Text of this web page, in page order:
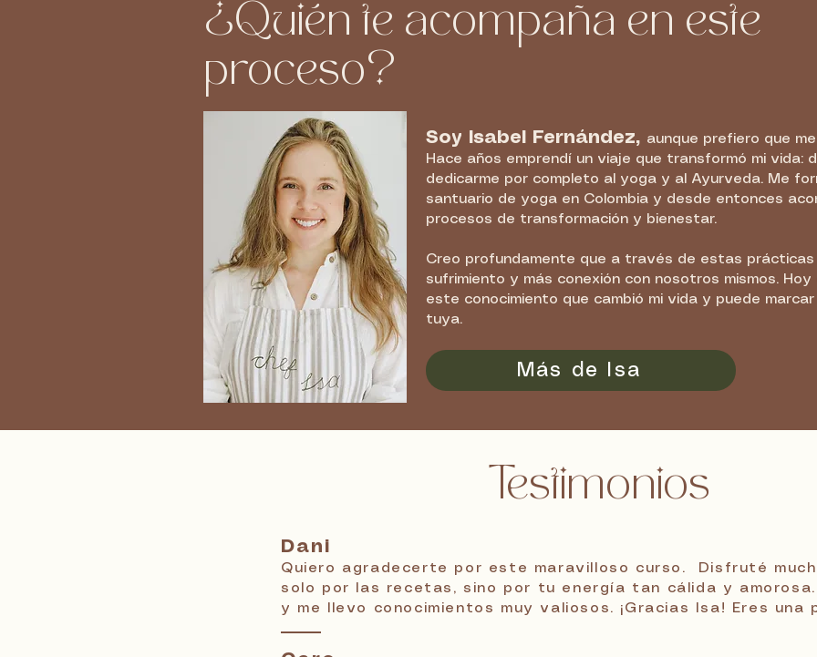
¿Quién te acompaña en este
proceso?
Soy Isabel Fernández, aunque prefiero que me
Hace años emprendí un viaje que transformó mi vida:
dedicarme por completo al yoga y al Ayurveda. Me
santuario de yoga en Colombia y desde entonces
procesos de transformación y bienestar.
Creo profundamente que a través de estas prácticas
sufrimiento y más conexión con nosotros mismos.
este conocimiento que cambió mi vida y puede
tuya.
Más de Isa
Testimonios
Dani
Quiero agradecerte por este maravilloso curso. Disfruté
solo por las recetas, sino por tu energía tan cálida y
y me llevo conocimientos muy valiosos. ¡Gracias Isa! Eres una